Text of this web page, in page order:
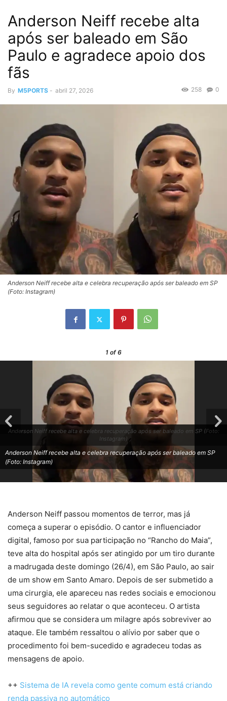
Anderson Neiff recebe alta
após ser baleado em São
Paulo e agradece apoio dos
fãs
By M5PORTS - abril 27, 2026 0
258
Anderson Neiff recebe alta e celebra recuperação após ser baleado em SP
(Foto: Instagram)
1 of 6
Anderson Neiff recebe alta e celebra recuperação após ser baleado em SP (Foto:
Instagram)
Anderson Neiff recebe alta e celebra recuperação após ser baleado em SP
(Foto: Instagram)
Anderson Neiff passou momentos de terror, mas já
começa a superar o episódio. O cantor e influenciador
digital, famoso por sua participação no “Rancho do Maia”,
teve alta do hospital após ser atingido por um tiro durante
a madrugada deste domingo (26/4), em São Paulo, ao sair
de um show em Santo Amaro. Depois de ser submetido a
uma cirurgia, ele apareceu nas redes sociais e emocionou
seus seguidores ao relatar o que aconteceu. O artista
afirmou que se considera um milagre após sobreviver ao
ataque. Ele também ressaltou o alívio por saber que o
procedimento foi bem-sucedido e agradeceu todas as
mensagens de apoio.
++ Sistema de IA revela como gente comum está criando
renda passiva no automático